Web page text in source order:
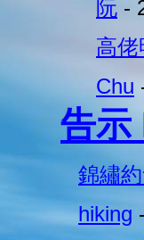
阮 -
高佬
Chu
告示
錦繡
hiking